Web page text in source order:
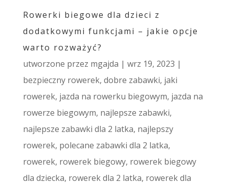
Rowerki biegowe dla dzieci z
dodatkowymi funkcjami – jakie opcje
warto rozważyć?
utworzone przez mgajda | wrz 19, 2023 |
bezpieczny rowerek, dobre zabawki, jaki
rowerek, jazda na rowerku biegowym, jazda na
rowerze biegowym, najlepsze zabawki,
najlepsze zabawki dla 2 latka, najlepszy
rowerek, polecane zabawki dla 2 latka,
rowerek, rowerek biegowy, rowerek biegowy
dla dziecka, rowerek dla 2 latka, rowerek dla